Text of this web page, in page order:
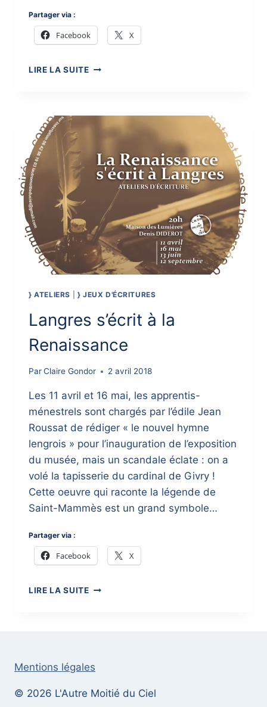
Partager via :
Facebook X
LIRE LA SUITEMÉDIATHÈQUE
NOGENT
} ATELIERS } JEUX D'ÉCRITURES
Langres s’écrit à la
Renaissance
ParClaire Gondor 2 avril 2018
Les 11 avril et 16 mai, les apprentis-
ménestrels sont chargés par l’édile Jean
Roussat de rédiger « le nouvel hymne
lengrois » pour l’inauguration de l’exposition
du musée, mais un scandale éclate : on a
volé la tapisserie du cardinal de Givry !
Cette oeuvre qui raconte la légende de
Saint-Mammès est un grand symbole…
Partager via :
Facebook X
LIRE LA SUITELANGRES
Mentions légales
© 2026 L'Autre Moitié du Ciel